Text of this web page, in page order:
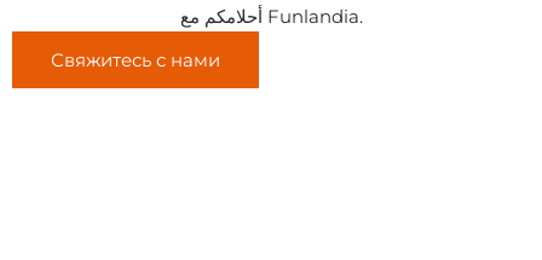
أحلامكم مع Funlandia.
Свяжитесь с нами